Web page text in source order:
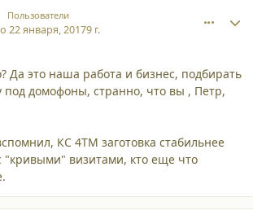
Пользователи
22 января, 20179 г.
Да это наша работа и бизнес, подбирать
под домофоны, странно, что вы , Петр,
КС 4ТМ заготовка стабильнее
"кривыми" визитами, кто еще что